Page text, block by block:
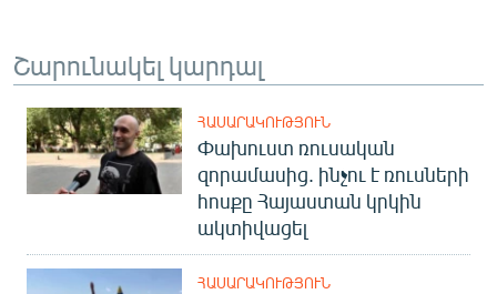
Շարունակել կարդալ
ՀԱՍԱՐԱԿՈՒԹՅՈՒՆ
Փախուստ ռուսական
զորամասից. ինչու է ռուսների
հոսքը Հայաստան կրկին
ակտիվացել
ՀԱՍԱՐԱԿՈՒԹՅՈՒՆ